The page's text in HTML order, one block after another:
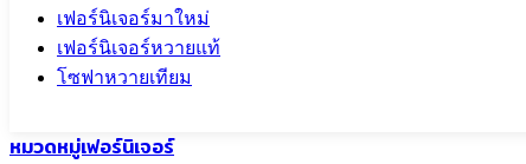
เฟอร์นิเจอร์มาใหม่
เฟอร์นิเจอร์หวายแท้
โซฟาหวายเทียม
หมวดหมู่เฟอร์นิเจอร์